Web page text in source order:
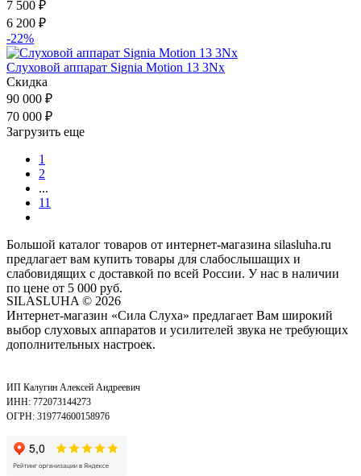
7 500 ₽
6 200 ₽
-22%
Слуховой аппарат Signia Motion 13 3Nx
Скидка
90 000 ₽
70 000 ₽
Загрузить еще
1
2
...
11
Большой каталог товаров от интернет-магазина silasluha.ru
предлагает вам купить товары для слабослышащих и
слабовидящих с доставкой по всей России. У нас в наличии
по цене от 5 000 руб.
SILASLUHA © 2026
Интернет-магазин «Сила Слуха» предлагает Вам широкий
выбор слуховых аппаратов и усилителей звука не требующих
дополнительных настроек.
ИП Калугин Алексей Андреевич
ИНН: 772073144273
ОГРН: 319774600158976